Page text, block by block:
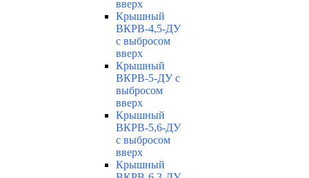
вверх
Крышный
ВКРВ-4,5-ДУ
с выбросом
вверх
Крышный
ВКРВ-5-ДУ с
выбросом
вверх
Крышный
ВКРВ-5,6-ДУ
с выбросом
вверх
Крышный